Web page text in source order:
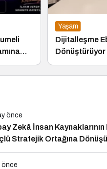
Yaşam
Dijitalleşme
Dönüştürüyor
önce
Zekâ İnsan Kaynaklarının
Stratejik Ortağına
önce